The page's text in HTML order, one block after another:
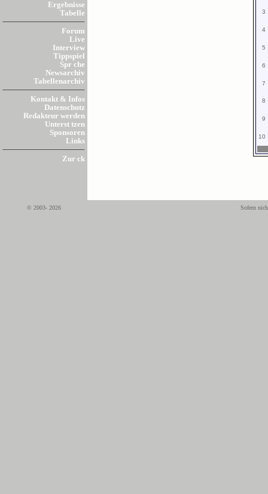
Ergebnisse
Tabelle
Forum
Live
Interview
Tippspiel
Spr che
Newsarchiv
Tabellenarchiv
Kontakt & Infos
Datenschutz
Redakteur werden
Unterst tzen
Sponsoren
Links
Zur ck
3
4
5
6
7
8
9
10
© 2003- 2026 Sofern